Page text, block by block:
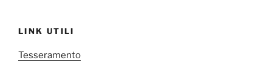
LINK UTILI
Tesseramento